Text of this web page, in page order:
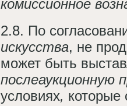
комиссионное
2.8. По
искусства, не
может быть
послеаукционную
условиях, которые